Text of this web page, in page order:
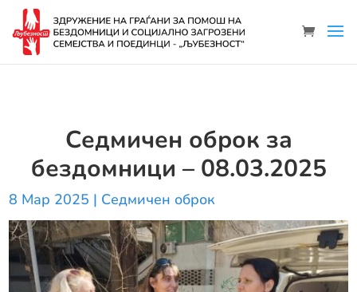
Седмичен оброк за
бездомници – 08.03.2025
8 Мар 2025 | Седмичен оброк